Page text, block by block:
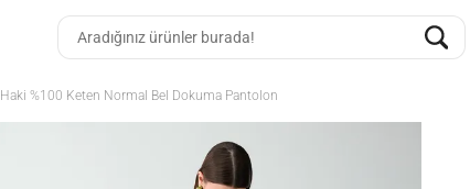
Haki %100 Keten Normal Bel Dokuma Pantolon